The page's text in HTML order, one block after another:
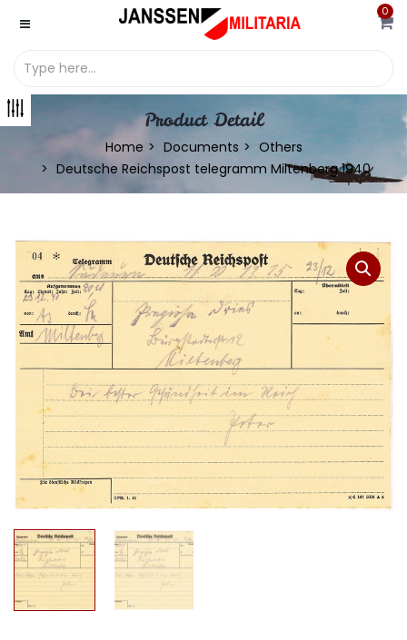
0
Product Detail
Home Documents
Others
Deutsche Reichspost telegramm Miltenberg 1940